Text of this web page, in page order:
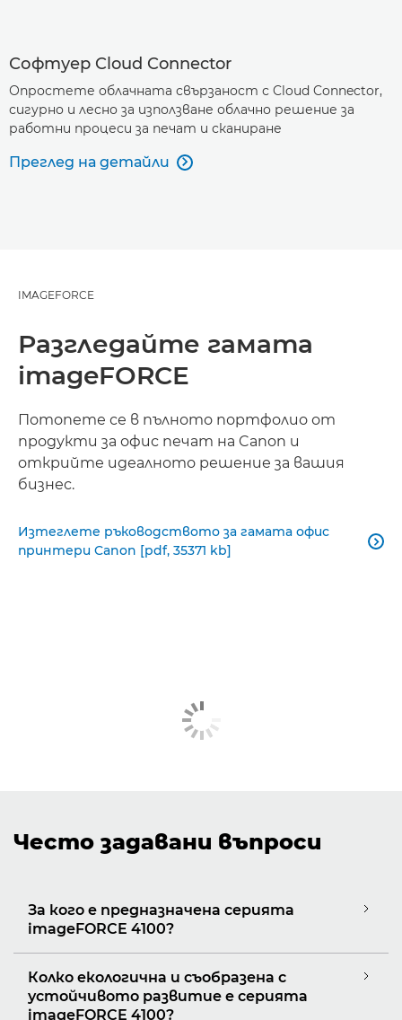
Софтуер Cloud Connector
Опростете облачната свързаност с Cloud Connector,
сигурно и лесно за използване облачно решение за
работни процеси за печат и сканиране
Преглед на детайли 
IMAGEFORCE
Разгледайте гамата
imageFORCE
Потопете се в пълното портфолио от
продукти за офис печат на Canon и
открийте идеалното решение за вашия
бизнес.
Изтеглете ръководството за гамата офис
принтери Canon [pdf, 35371 kb]

Често задавани въпроси
За кого е предназначена серията
imageFORCE 4100?
Колко екологична и съобразена с
устойчивото развитие е серията
imageFORCE 4100?